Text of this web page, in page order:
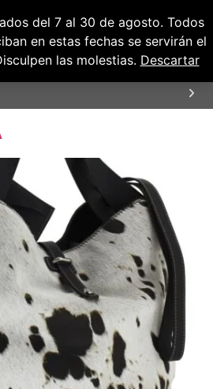
del 7 al 30 de agosto. Todos
en estas fechas se servirán el
las molestias. Descartar
0
Y